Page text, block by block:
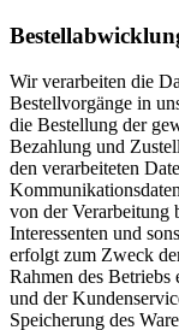
Wir verarbeiten die
Bestellvorgänge in
die Bestellung der
Bezahlung und
den verarbeiteten
von der Verarbeitung
Interessenten und
erfolgt zum Zweck
Rahmen des
und der
Speicherung des